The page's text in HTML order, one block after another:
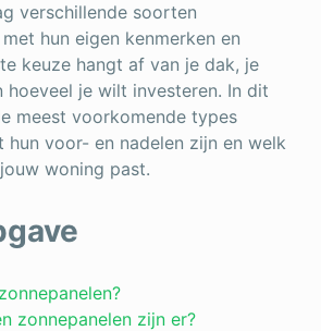
verschillende soorten
hun eigen kenmerken en
keuze hangt af van je dak, je
hoeveel je wilt investeren. In dit
meest voorkomende types
hun voor- en nadelen zijn en welk
woning past.
zonnepanelen zijn er?